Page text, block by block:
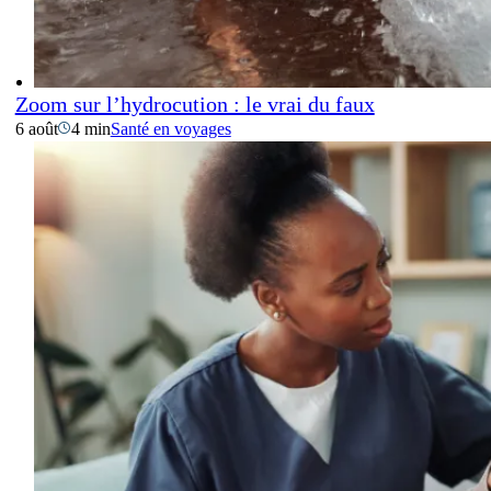
Zoom sur l’hydrocution : le vrai du faux
6 août 4 minSanté en voyages